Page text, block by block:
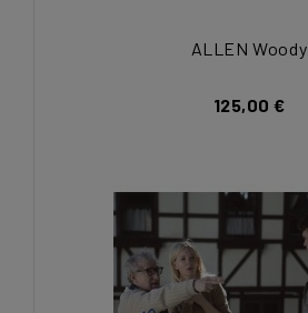
ALLEN Woody
125,00 €